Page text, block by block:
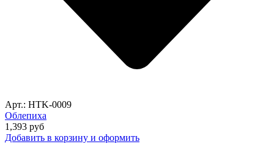
Арт.: HTK-0009
Облепиха
1,393 руб
Добавить в корзину и оформить